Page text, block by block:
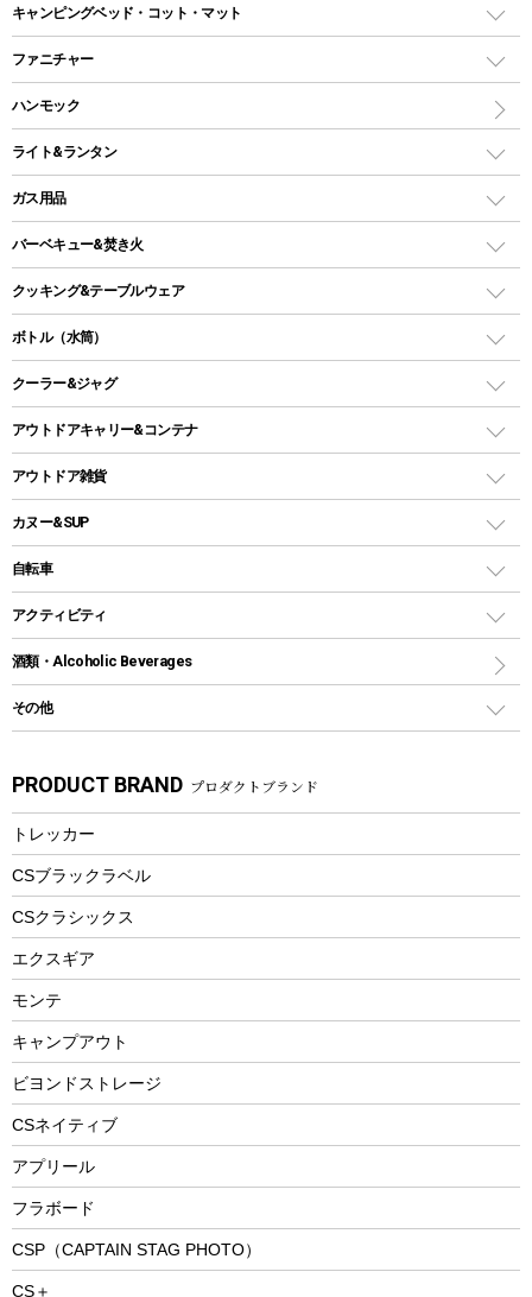
ツールームテント
ワンポールテント
シェルターテント
ロッジ型・オリジナルテント
タープ
スクエアタープ（レクタタープ）
メッシュタープ
自立式タープ
パラソル
テントアクセサリー
ペグ
グランドシート
ガイドロープ
ツール
レクタングラー型（封筒型）シュラフ
インナーシュラフ
キャンピングベッド・コット・マット
キャンピングベッド・コット
インフレータブルマット
ファニチャー
アウトドアテーブル
レジャーシート
ハンモック
ライト&ランタン
LEDランタン
ガスランタン
オイルランタン
LEDライト
ヘッドライト
キャンドル
ガス用品
ガスバーナー
ガス缶
ガストーチ、ライター
バーベキュー&焚き火
バーベキューコンロ、グリル
焚き火台タイプ（ロースタイル）グリル
卓上タイプグリル
パーティータイプグリル
鉄板、アミ
焚き火台&ストーブ
火起こし
バーベキューツール
クッキング&テーブルウェア
ダッチオーブン
ホットサンドメーカー
クッカーセット
シェラカップ
クッキングツール
ナイフ
カトラリー
マグカップ、カップ
ステンレスボトル
フードボトル
トレー
ランチョンマット
ランチボックス
ボトル（水筒）
ステンレスボトル
コップ付きタイプ
ワンタッチタイプ
プラスチックボトル
ディズニーボトル
クーラー&ジャグ
クーラーボックス
クーラーバッグ
ウォータージャグ
保冷剤
アウトドアキャリー&コンテナ
アウトドアキャリー
アウトドア雑貨
バックパック&バッグ
リュック、バックパック
トートバッグ、サコッシュ
ショッピングキャリー
その他アウトドア雑貨
スプレー関係
ツール、他
カヌー&SUP
インフレータブル
カヤック
パドル
ヘルメット
エアーポンプ
アクセサリー
自転車
折りたたみ自転車
スポーツサイクル
シティサイクル
自転車ウェア
アクティビティ
マリン
ラッシュガード
パラソル
フローティングベスト
ヘルメット
エアーポンプ
ビーチテント
ウィンター
スノーシュー
防寒ウェア
トレッキング
トレッキングアクセサリー
プレイグッズ
ウェルネス
酒類・Alcoholic Beverages
その他
湯たんぽ
防災用品
PRODUCT BRAND プロダクトブランド
トレッカー
CSブラックラベル
CSクラシックス
エクスギア
モンテ
キャンプアウト
ビヨンドストレージ
CSネイティブ
アプリール
フラボード
CSP（CAPTAIN STAG PHOTO）
CS＋